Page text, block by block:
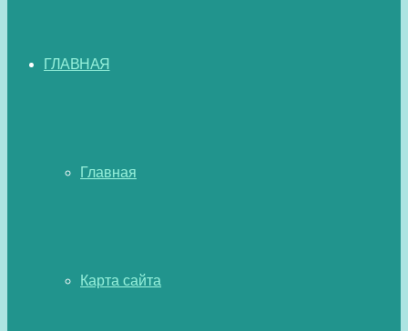
ГЛАВНАЯ
Главная
Карта сайта